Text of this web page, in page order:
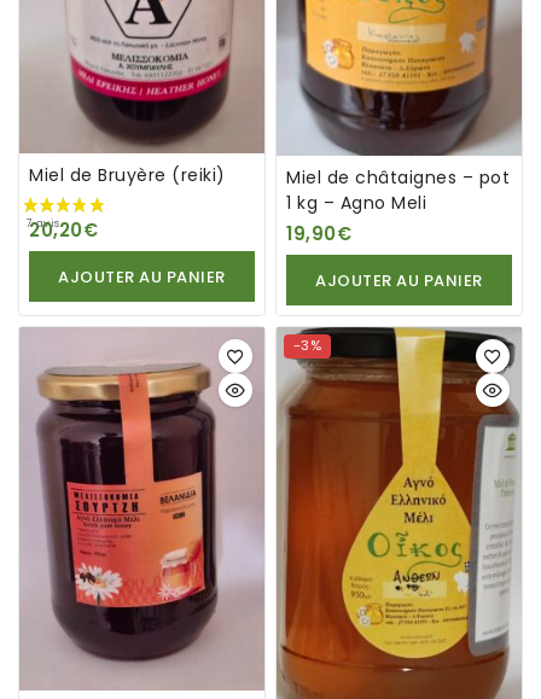
24 avis
3 avis
Miel de Bruyère (reiki)
20,20€
AJOUTER AU PANIER
Miel de châtaignes – pot
1 kg – Agno Meli
19,90€
AJOUTER AU PANIER
-3%